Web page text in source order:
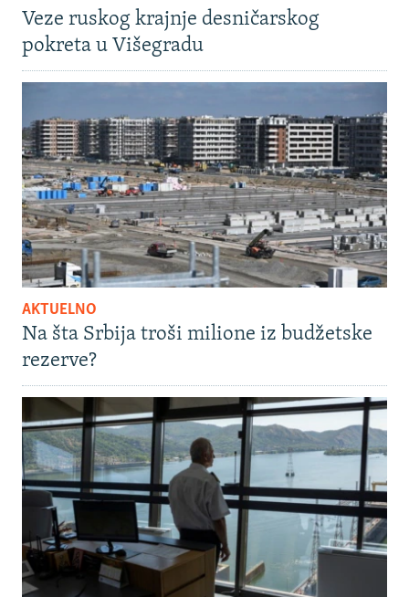
Veze ruskog krajnje desničarskog
pokreta u Višegradu
AKTUELNO
Na šta Srbija troši milione iz budžetske
rezerve?